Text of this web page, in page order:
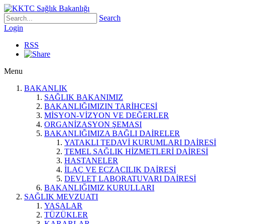
Search
Login
RSS
Menu
BAKANLIK
SAĞLIK BAKANIMIZ
BAKANLIĞIMIZIN TARİHÇESİ
MİSYON-VİZYON VE DEĞERLER
ORGANİZASYON ŞEMASI
BAKANLIĞIMIZA BAĞLI DAİRELER
YATAKLI TEDAVİ KURUMLARI DAİRESİ
TEMEL SAĞLIK HİZMETLERİ DAİRESİ
HASTANELER
İLAÇ VE ECZACILIK DAİRESİ
DEVLET LABORATUVARI DAİRESİ
BAKANLIĞIMIZ KURULLARI
SAĞLIK MEVZUATI
YASALAR
TÜZÜKLER